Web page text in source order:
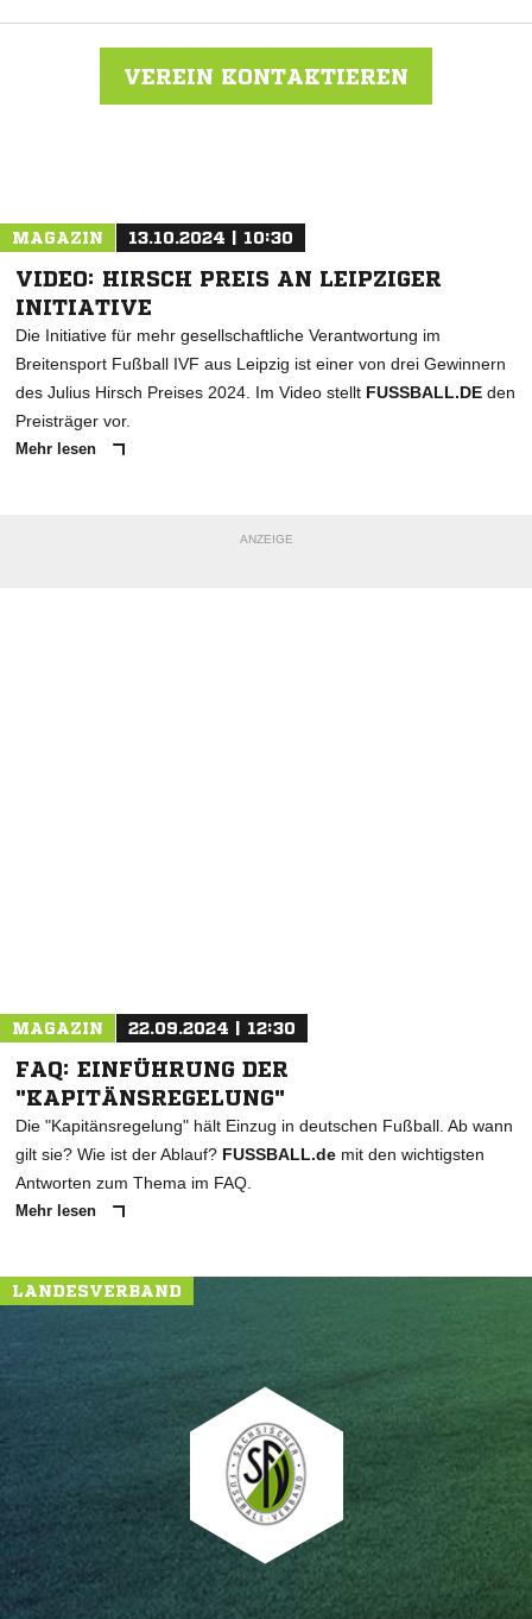
VEREIN KONTAKTIEREN
MAGAZIN 13.10.2024 | 10:30
VIDEO: HIRSCH PREIS AN LEIPZIGER
INITIATIVE
Die Initiative für mehr gesellschaftliche Verantwortung im
Breitensport Fußball IVF aus Leipzig ist einer von drei Gewinnern
des Julius Hirsch Preises 2024. Im Video stellt FUSSBALL.DE den
Preisträger vor.
Mehr lesen
ANZEIGE
MAGAZIN 22.09.2024 | 12:30
FAQ: EINFÜHRUNG DER
"KAPITÄNSREGELUNG"
Die "Kapitänsregelung" hält Einzug in deutschen Fußball. Ab wann
gilt sie? Wie ist der Ablauf? FUSSBALL.de mit den wichtigsten
Antworten zum Thema im FAQ.
Mehr lesen
LANDESVERBAND